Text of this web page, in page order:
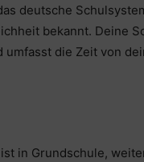
deutsche
bekannt. Deine
umfasst die Zeit von
in Grundschule,